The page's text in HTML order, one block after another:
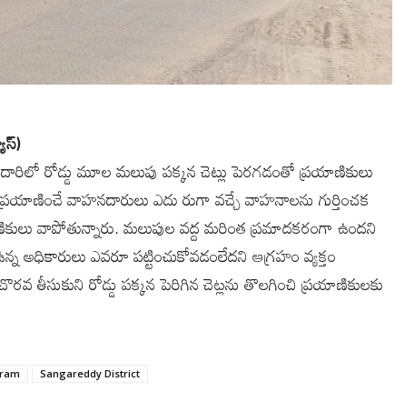
రోడ్డు మూల మలుపు పక్కన చెట్లు పెరగడంతో ప్రయాణికులు
ప్రయాణించే వాహనదారులు ఎదు రుగా వచ్చే వాహనాలను గుర్తించక
వాపోతున్నారు. మలుపుల వద్ద మరింత ప్రమాదకరంగా ఉందని
అధికారులు ఎవరూ పట్టించుకోవడంలేదని ఆగ్రహం వ్యక్తం
తీసుకుని రోడ్డు పక్కన పెరిగిన చెట్లను తొలగించి ప్రయాణికులకు
Sangareddy District